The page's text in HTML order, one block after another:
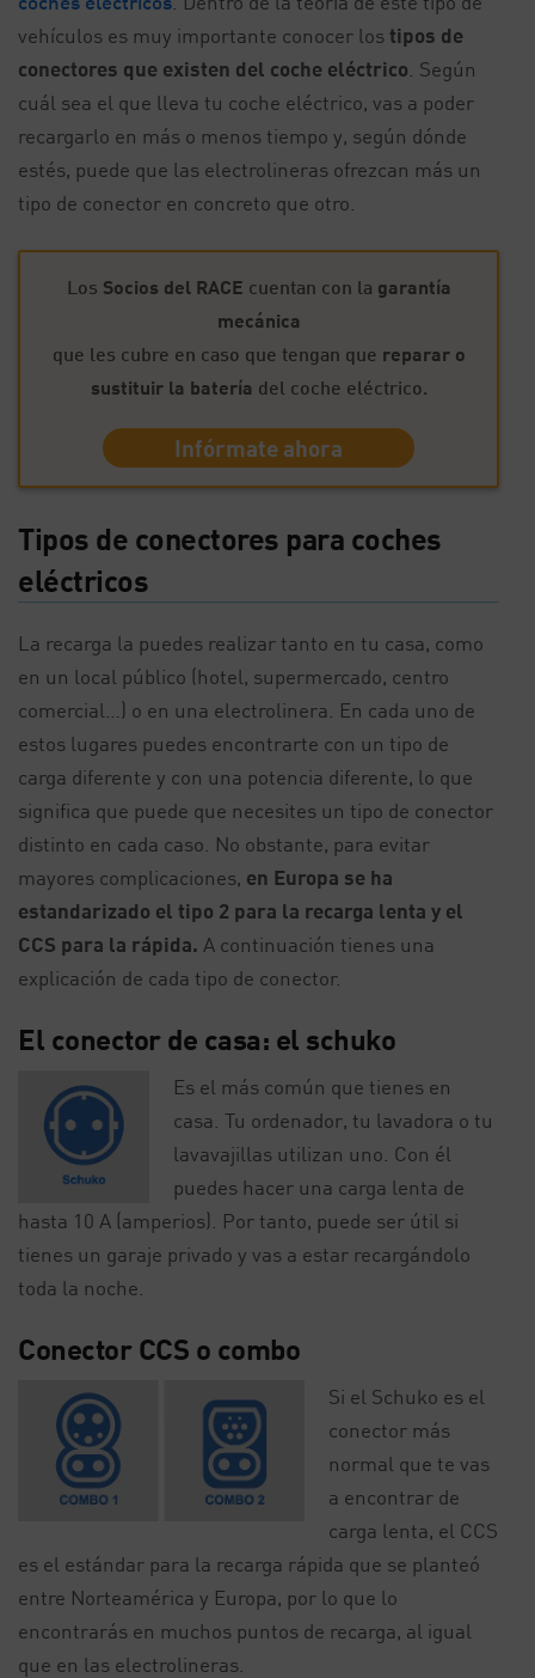
vehículos es muy importante conocer lostipos de
conectores que existen del coche eléctrico . Según
cuál sea el que lleva tu coche eléctrico, vas a poder
recargarlo en más o menos tiempo y, según dónde
estés, puede que las electrolineras ofrezcan más un
tipo de conector en concreto que otro.
Los Socios del RACE cuentan con la garantía
mecánica
que les cubre en caso que tengan que reparar o
sustituir la batería del coche eléctrico.
Infórmate ahora
Tipos de conectores para coches
eléctricos
La recarga la puedes realizar tanto en tu casa, como
en un local público (hotel, supermercado, centro
comercial…) o en una electrolinera. En cada uno de
estos lugares puedes encontrarte con un tipo de
carga diferente y con una potencia diferente, lo que
significa que puede que necesites un tipo de conector
distinto en cada caso. No obstante, para evitar
mayores complicaciones, en Europa se ha
estandarizado el tipo 2 para la recarga lenta y el
CCS para la rápida. A continuación tienes una
explicación de cada tipo de conector.
El conector de casa: el schuko
Es el más común que tienes en
casa. Tu ordenador, tu lavadora o tu
lavavajillas utilizan uno. Con él
puedes hacer una carga lenta de
hasta 10 A (amperios). Por tanto, puede ser útil si
tienes un garaje privado y vas a estar recargándolo
toda la noche.
Conector CCS o combo
Si el Schuko es el
conector más
normal que te vas
a encontrar de
carga lenta, el CCS
es el estándar para la recarga rápida que se planteó
entre Norteamérica y Europa, por lo que lo
encontrarás en muchos puntos de recarga, al igual
que en las electrolineras.